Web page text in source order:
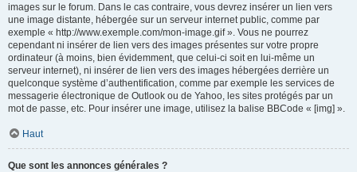
images sur le forum. Dans le cas contraire, vous devrez insérer un lien vers
une image distante, hébergée sur un serveur internet public, comme par
exemple « http://www.exemple.com/mon-image.gif ». Vous ne pourrez
cependant ni insérer de lien vers des images présentes sur votre propre
ordinateur (à moins, bien évidemment, que celui-ci soit en lui-même un
serveur internet), ni insérer de lien vers des images hébergées derrière un
quelconque système d’authentification, comme par exemple les services de
messagerie électronique de Outlook ou de Yahoo, les sites protégés par un
mot de passe, etc. Pour insérer une image, utilisez la balise BBCode « [img] ».
Haut
Que sont les annonces générales ?